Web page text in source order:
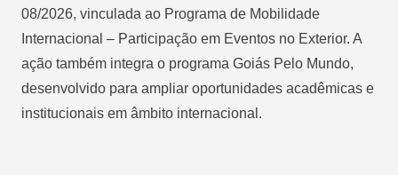
08/2026, vinculada ao Programa de Mobilidade
Internacional – Participação em Eventos no Exterior. A
ação também integra o programa Goiás Pelo Mundo,
desenvolvido para ampliar oportunidades acadêmicas e
institucionais em âmbito internacional.